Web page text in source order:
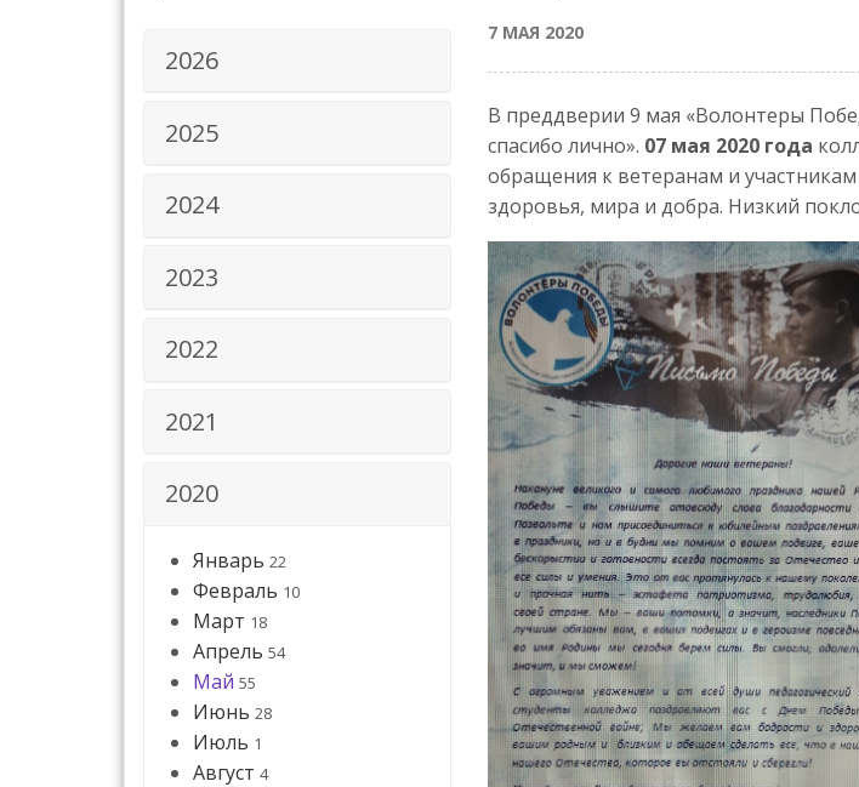
2026
2025
2024
2023
2022
2021
2020
Январь 22
Февраль 10
Март 18
Апрель 54
Май 55
Июнь 28
Июль 1
Август 4
7 МАЯ 2020
В преддверии 9 мая «Волонтеры
спасибо лично». 07 мая 2020 года
обращения к ветеранам и
здоровья, мира и добра. Низкий